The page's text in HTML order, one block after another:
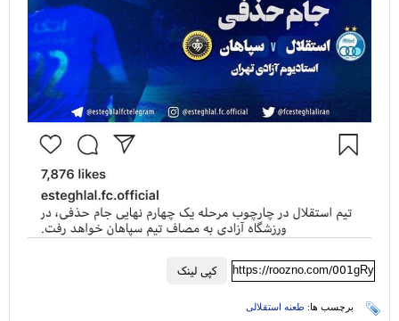
کپی لینک https://roozno.com/001gRy
برچسب ها: طعنه استقلالی‌